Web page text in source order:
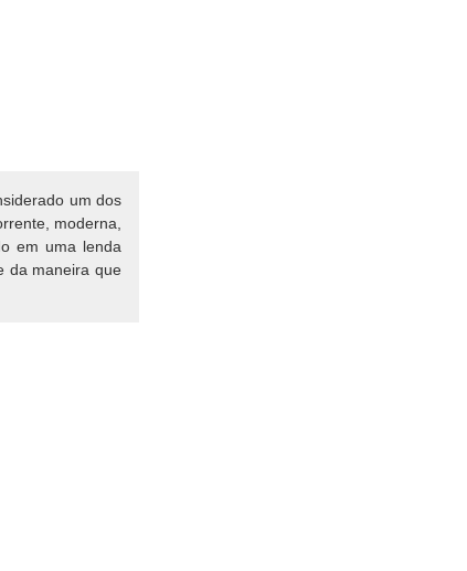
um dos
moderna,
em uma lenda
da maneira que